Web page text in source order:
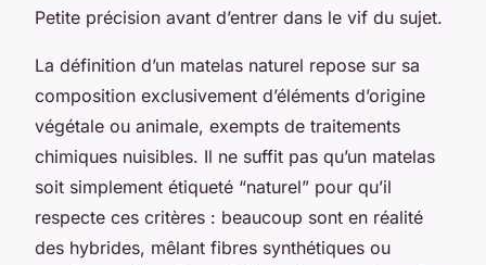
Petite précision avant d’entrer dans le vif du sujet.
La définition d’un matelas naturel repose sur sa
composition exclusivement d’éléments d’origine
végétale ou animale, exempts de traitements
chimiques nuisibles. Il ne suffit pas qu’un matelas
soit simplement étiqueté “naturel” pour qu’il
respecte ces critères : beaucoup sont en réalité
des hybrides, mêlant fibres synthétiques ou